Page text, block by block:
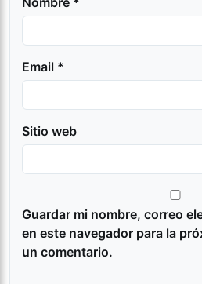
Email *
Sitio web
Guardar mi nombre, correo
en este navegador para la
un comentario.